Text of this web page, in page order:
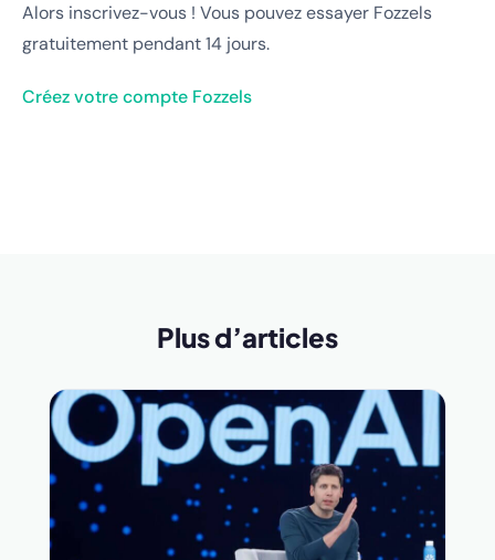
Alors inscrivez-vous ! Vous pouvez essayer Fozzels
gratuitement pendant 14 jours.
Créez votre compte Fozzels
Plus d’articles